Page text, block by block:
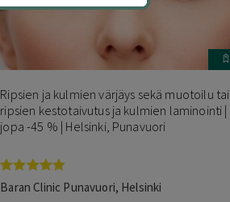
Ripsien ja kulmien värjäys sekä muotoilu tai
ripsien kestotaivutus ja kulmien laminointi |
jopa -45 % | Helsinki, Punavuori
Arvostelu
tuotteesta:
Baran Clinic Punavuori, Helsinki